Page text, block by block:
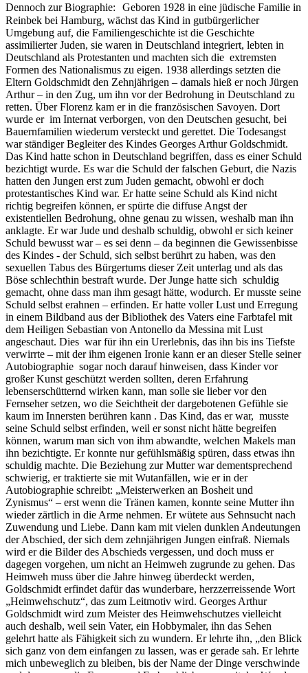
Dennoch zur Biographie: Geboren 1928 in eine jüdische Familie in
Reinbek bei Hamburg, wächst das Kind in gutbürgerlicher
Umgebung auf, die Familiengeschichte ist die Geschichte
assimilierter Juden, sie waren in Deutschland integriert, lebten in
Deutschland als Protestanten und machten sich die extremsten
Formen des Nationalismus zu eigen. 1938 allerdings setzten die
Eltern Goldschmidt den Zehnjährigen – damals hieß er noch Jürgen
Arthur – in den Zug, um ihn vor der Bedrohung in Deutschland zu
retten. Über Florenz kam er in die französischen Savoyen. Dort
wurde er im Internat verborgen, von den Deutschen gesucht, bei
Bauernfamilien wiederum versteckt und gerettet. Die Todesangst
war ständiger Begleiter des Kindes Georges Arthur Goldschmidt.
Das Kind hatte schon in Deutschland begriffen, dass es einer Schuld
bezichtigt wurde. Es war die Schuld der falschen Geburt, die Nazis
hatten den Jungen erst zum Juden gemacht, obwohl er doch
protestantisches Kind war. Er hatte seine Schuld als Kind nicht
richtig begreifen können, er spürte die diffuse Angst der
existentiellen Bedrohung, ohne genau zu wissen, weshalb man ihn
anklagte. Er war Jude und deshalb schuldig, obwohl er sich keiner
Schuld bewusst war – es sei denn – da beginnen die Gewissenbisse
des Kindes - der Schuld, sich selbst berührt zu haben, was den
sexuellen Tabus des Bürgertums dieser Zeit unterlag und als das
Böse schlechthin bestraft wurde. Der Junge hatte sich schuldig
gemacht, ohne dass man ihm gesagt hätte, wodurch. Er musste seine
Schuld selbst erahnen – erfinden. Er hatte voller Lust und Erregung
in einem Bildband aus der Bibliothek des Vaters eine Farbtafel mit
dem Heiligen Sebastian von Antonello da Messina mit Lust
angeschaut. Dies war für ihn ein Urerlebnis, das ihn bis ins Tiefste
verwirrte – mit der ihm eigenen Ironie kann er an dieser Stelle seiner
Autobiographie sogar noch darauf hinweisen, dass Kinder vor
großer Kunst geschützt werden sollten, deren Erfahrung
lebenserschütternd wirken kann, man solle sie lieber vor den
Fernseher setzen, wo die Seichtheit der dargebotenen Gefühle sie
kaum im Innersten berühren kann . Das Kind, das er war, musste
seine Schuld selbst erfinden, weil er sonst nicht hätte begreifen
können, warum man sich von ihm abwandte, welchen Makels man
ihn bezichtigte. Er konnte nur gefühlsmäßig spüren, dass etwas ihn
schuldig machte. Die Beziehung zur Mutter war dementsprechend
schwierig, er traktierte sie mit Wutanfällen, wie er in der
Autobiographie schreibt: „Meisterwerken an Bosheit und
Zynismus“ – erst wenn die Tränen kamen, konnte seine Mutter ihn
wieder zärtlich in die Arme nehmen. Er wütete aus Sehnsucht nach
Zuwendung und Liebe. Dann kam mit vielen dunklen Andeutungen
der Abschied, der sich dem zehnjährigen Jungen einfraß. Niemals
wird er die Bilder des Abschieds vergessen, und doch muss er
dagegen vorgehen, um nicht an Heimweh zugrunde zu gehen. Das
Heimweh muss über die Jahre hinweg überdeckt werden,
Goldschmidt erfindet dafür das wunderbare, herzzerreissende Wort
„Heimwehschutz“, das zum Leitmotiv wird. Georges Arthur
Goldschmidt wird zum Meister des Heimwehschutzes vielleicht
auch deshalb, weil sein Vater, ein Hobbymaler, ihn das Sehen
gelehrt hatte als Fähigkeit sich zu wundern. Er lehrte ihn, „den Blick
sich ganz von dem einfangen zu lassen, was er gerade sah. Er lehrte
mich unbeweglich zu bleiben, bis der Name der Dinge verschwinde